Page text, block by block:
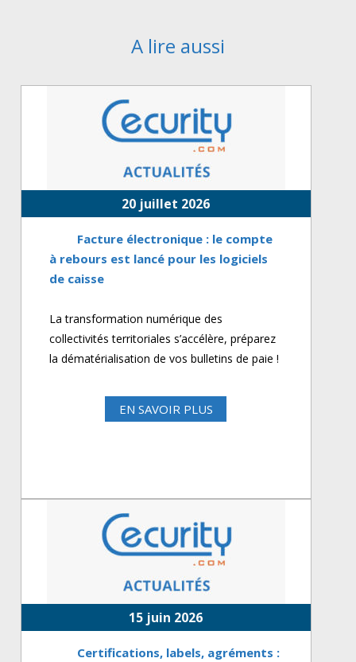
A lire aussi
20 juillet 2026
Facture électronique : le compte
à rebours est lancé pour les logiciels
de caisse
La transformation numérique des
collectivités territoriales s’accélère, préparez
la dématérialisation de vos bulletins de paie !
EN SAVOIR PLUS
15 juin 2026
Certifications, labels, agréments :